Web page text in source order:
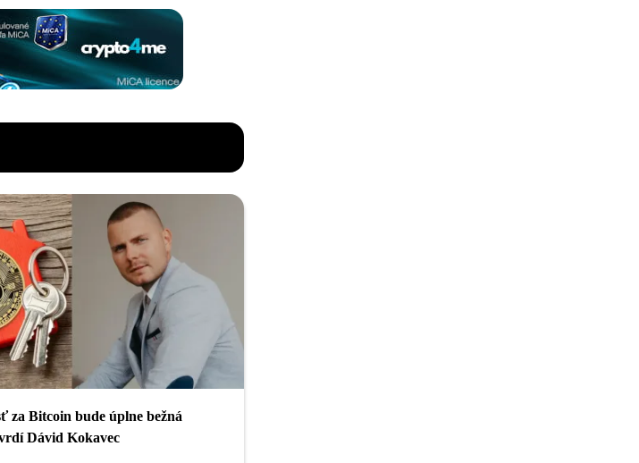
za Bitcoin bude úplne bežná
Dávid Kokavec